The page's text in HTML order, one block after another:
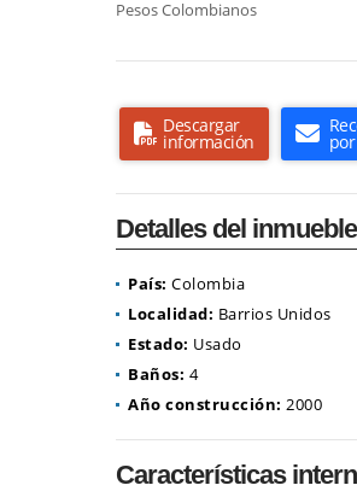
Pesos Colombianos
Descargar
información
Detalles del inmueble
País: Colombia
Localidad: Barrios Unidos
Estado: Usado
Baños: 4
Año construcción: 2000
Características